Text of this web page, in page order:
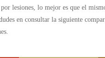
lesiones, lo mejor es que el
en consultar la siguiente